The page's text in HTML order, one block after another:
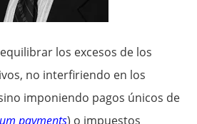
los excesos de los
no interfiriendo en los
imponiendo pagos únicos de
payments) o impuestos